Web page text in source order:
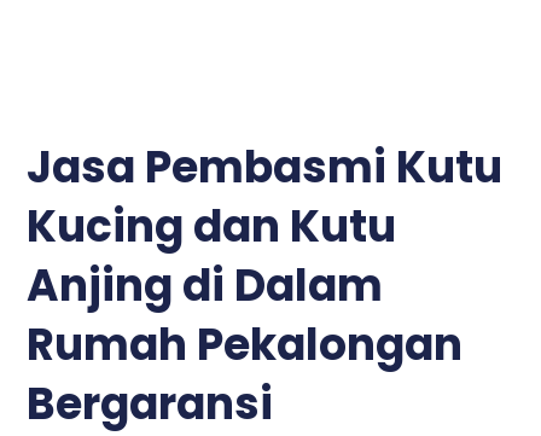
Jasa Pembasmi Kutu
Kucing dan Kutu
Anjing di Dalam
Rumah Pekalongan
Bergaransi